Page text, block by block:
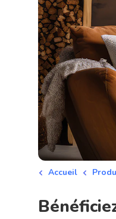
Accueil